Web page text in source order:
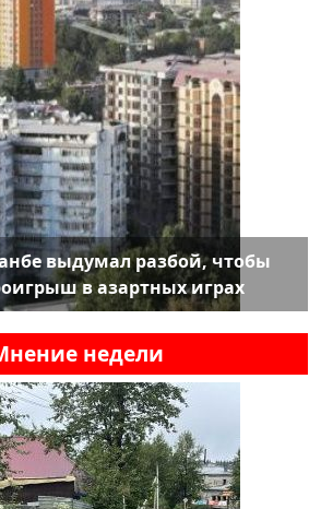
выдумал разбой, чтобы
в азартных играх
недели